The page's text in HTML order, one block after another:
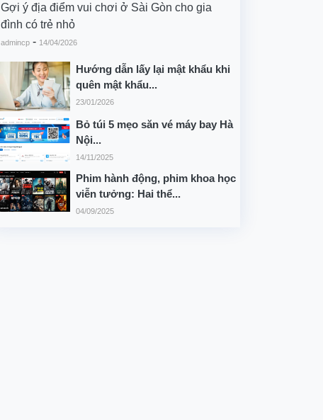
Gợi ý địa điểm vui chơi ở Sài Gòn cho gia
đình có trẻ nhỏ
admincp - 14/04/2026
Hướng dẫn lấy lại mật khẩu khi
quên mật khẩu...
23/01/2026
Bỏ túi 5 mẹo săn vé máy bay Hà
Nội...
14/11/2025
Phim hành động, phim khoa học
viễn tưởng: Hai thể...
04/09/2025